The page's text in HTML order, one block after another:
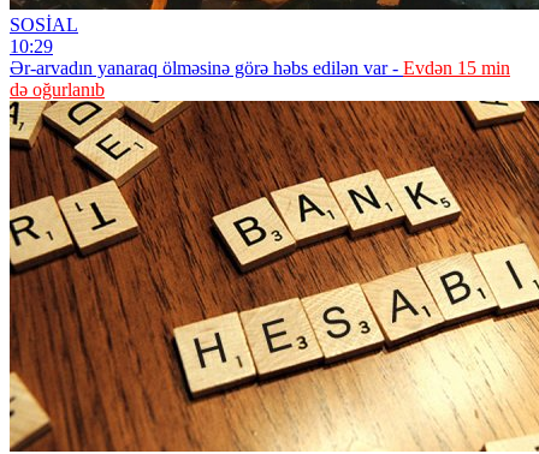
SOSİAL
10:29
Ər-arvadın yanaraq ölməsinə görə həbs edilən var - Evdən 15 min
də oğurlanıb